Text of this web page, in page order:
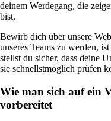
deinem Werdegang, die
bist.
Bewirb dich über unsere
unseres Teams zu werden,
stellst du sicher, dass deine
sie schnellstmöglich prüfen
Wie man sich auf ein
vorbereitet